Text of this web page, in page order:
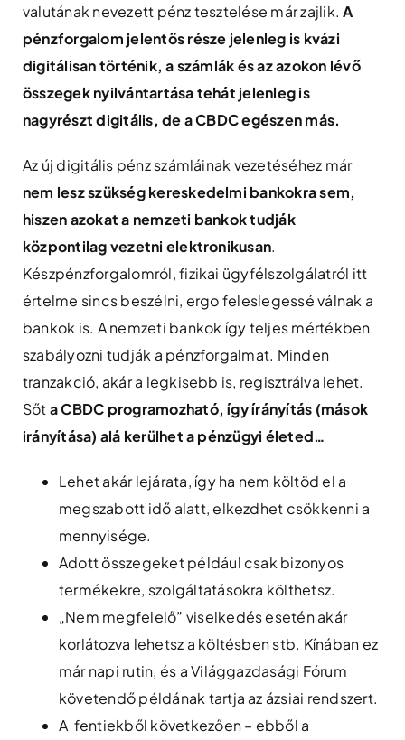
valutának nevezett pénz tesztelése már zajlik.A
pénzforgalom jelentős része jelenleg is kvázi
digitálisan történik, a számlák és az azokon lévő
összegek nyilvántartása tehát jelenleg is
nagyrészt digitális, de a CBDC egészen más.
Az új digitális pénz számláinak vezetéséhez már
nem lesz szükség kereskedelmi bankokra sem,
hiszen azokat a nemzeti bankok tudják
központilag vezetni elektronikusan.
Készpénzforgalomról, fizikai ügyfélszolgálatról itt
értelme sincs beszélni, ergo feleslegessé válnak a
bankok is. A nemzeti bankok így teljes mértékben
szabályozni tudják a pénzforgalmat. Minden
tranzakció, akár a legkisebb is, regisztrálva lehet.
Sőta CBDC programozható, így írányítás (mások
irányítása) alá kerülhet a pénzügyi életed…
Lehet akár lejárata, így ha nem költöd el a
megszabott idő alatt, elkezdhet csökkenni a
mennyisége.
Adott összegeket például csak bizonyos
termékekre, szolgáltatásokra költhetsz.
„Nem megfelelő” viselkedés esetén akár
korlátozva lehetsz a költésben stb. Kínában ez
már napi rutin, és a Világgazdasági Fórum
követendő példának tartja az ázsiai rendszert.
A fentiekből következően – ebből a